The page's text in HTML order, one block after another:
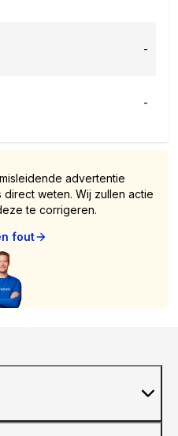
-
-
advertentie
weten. Wij zullen actie
te corrigeren.
fout